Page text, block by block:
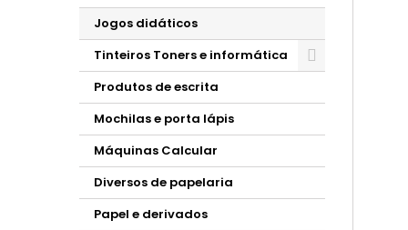
Jogos didáticos
Tinteiros Toners e informática
Produtos de escrita
Mochilas e porta lápis
Máquinas Calcular
Diversos de papelaria
Papel e derivados